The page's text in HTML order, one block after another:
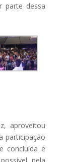
parte dessa
aproveitou
participação
concluída e